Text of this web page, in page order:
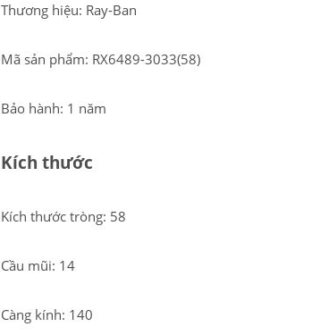
Thương hiệu: Ray-Ban
Mã sản phẩm: RX6489-3033(58)
Bảo hành: 1 năm
Kích thước
Kích thước tròng: 58
Cầu mũi: 14
Càng kính: 140